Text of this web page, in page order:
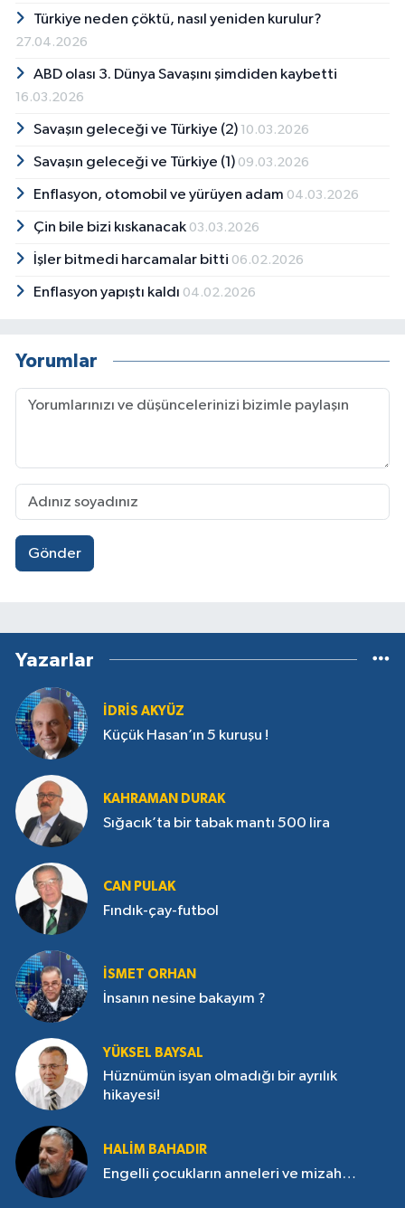
Türkiye neden çöktü, nasıl yeniden kurulur?
27.04.2026
ABD olası 3. Dünya Savaşını şimdiden kaybetti
16.03.2026
Savaşın geleceği ve Türkiye (2) 10.03.2026
Savaşın geleceği ve Türkiye (1) 09.03.2026
Enflasyon, otomobil ve yürüyen adam 04.03.2026
Çin bile bizi kıskanacak 03.03.2026
İşler bitmedi harcamalar bitti 06.02.2026
Enflasyon yapıştı kaldı 04.02.2026
Yorumlar
Gönder
Yazarlar
İDRIS AKYÜZ
Küçük Hasan’ın 5 kuruşu !
KAHRAMAN DURAK
Sığacık’ta bir tabak mantı 500 lira
CAN PULAK
Fındık-çay-futbol
İSMET ORHAN
İnsanın nesine bakayım ?
YÜKSEL BAYSAL
Hüznümün isyan olmadığı bir ayrılık
hikayesi!
HALIM BAHADIR
Engelli çocukların anneleri ve mizah…